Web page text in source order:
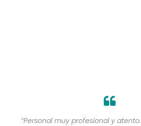
“Personal muy profesional y